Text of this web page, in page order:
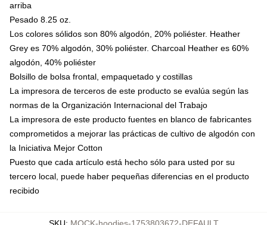
arriba
Pesado 8.25 oz.
Los colores sólidos son 80% algodón, 20% poliéster. Heather
Grey es 70% algodón, 30% poliéster. Charcoal Heather es 60%
algodón, 40% poliéster
Bolsillo de bolsa frontal, empaquetado y costillas
La impresora de terceros de este producto se evalúa según las
normas de la Organización Internacional del Trabajo
La impresora de este producto fuentes en blanco de fabricantes
comprometidos a mejorar las prácticas de cultivo de algodón con
la Iniciativa Mejor Cotton
Puesto que cada artículo está hecho sólo para usted por su
tercero local, puede haber pequeñas diferencias en el producto
recibido